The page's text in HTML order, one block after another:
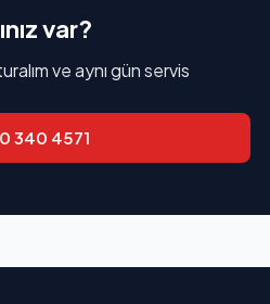
var?
ve aynı gün servis
340 4571